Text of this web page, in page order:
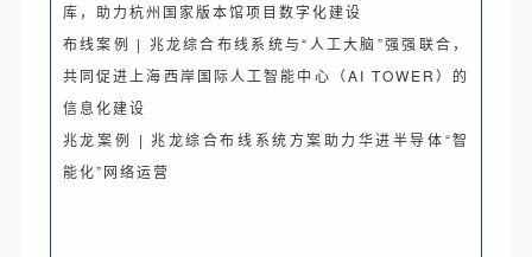
库，助力杭州国家版本馆项目数字化建设
布线案例 | 兆龙综合布线系统与“人工大脑”强强联合，
共同促进上海西岸国际人工智能中心（AI TOWER）的
信息化建设
兆龙案例 | 兆龙综合布线系统方案助力华进半导体“智
能化”网络运营